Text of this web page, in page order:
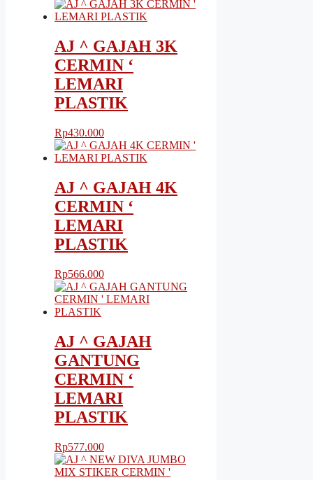
AJ ^ GAJAH 3K
CERMIN ‘
LEMARI
PLASTIK
Rp430.000
AJ ^ GAJAH 4K
CERMIN ‘
LEMARI
PLASTIK
Rp566.000
AJ ^ GAJAH
GANTUNG
CERMIN ‘
LEMARI
PLASTIK
Rp577.000